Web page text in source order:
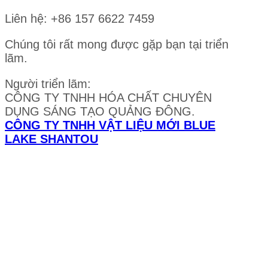
Liên hệ: +86 157 6622 7459
Chúng tôi rất mong được gặp bạn tại triển
lãm.
Người triển lãm:
CÔNG TY TNHH HÓA CHẤT CHUYÊN
DỤNG SÁNG TẠO QUẢNG ĐÔNG.
CÔNG TY TNHH VẬT LIỆU MỚI BLUE
LAKE SHANTOU